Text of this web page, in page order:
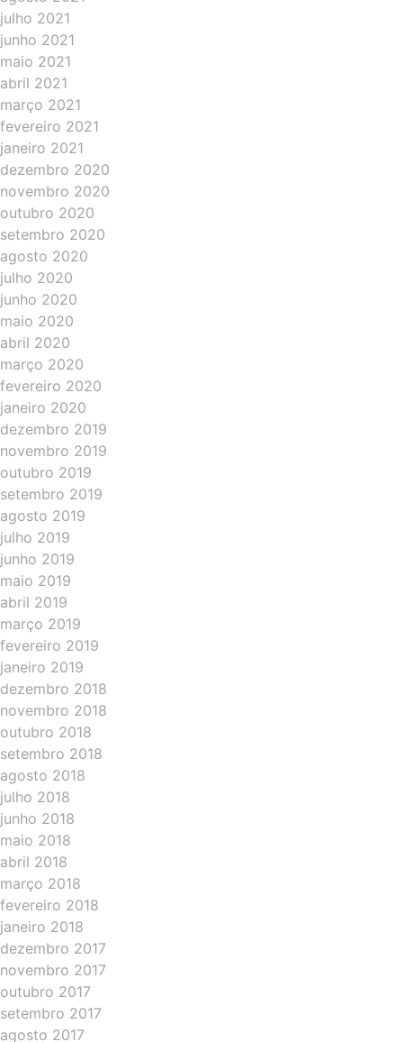
julho 2021
junho 2021
maio 2021
abril 2021
março 2021
fevereiro 2021
janeiro 2021
dezembro 2020
novembro 2020
outubro 2020
setembro 2020
agosto 2020
julho 2020
junho 2020
maio 2020
abril 2020
março 2020
fevereiro 2020
janeiro 2020
dezembro 2019
novembro 2019
outubro 2019
setembro 2019
agosto 2019
julho 2019
junho 2019
maio 2019
abril 2019
março 2019
fevereiro 2019
janeiro 2019
dezembro 2018
novembro 2018
outubro 2018
setembro 2018
agosto 2018
julho 2018
junho 2018
maio 2018
abril 2018
março 2018
fevereiro 2018
janeiro 2018
dezembro 2017
novembro 2017
outubro 2017
setembro 2017
agosto 2017